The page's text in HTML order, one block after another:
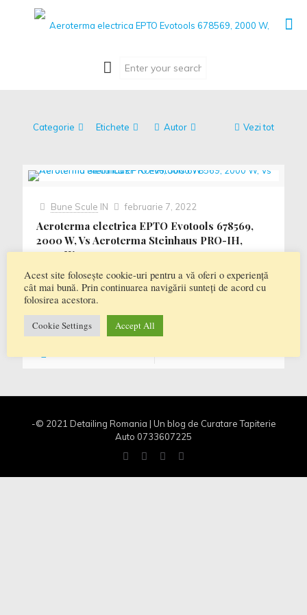
Categorie Etichete Autor Vezi tot
Bune Scule IN februarie 7, 2022
Aeroterma electrica EPTO Evotools 678569,
2000 W, Vs Aeroterma Steinhaus PRO-IH,
3000 W
Aeroterma electrica EPTO Evotools 678569, 2000 W, Vs
Aeroterma Steinhaus PRO-IH, 3000 W Specificatii
CARACTERISTICI GENERALE Tip Aeroterma electrica Tip
combustibil Electric Tip[…]
-© 2021 Detailing Romania | Un blog de Curatare Tapiterie
Auto 0733607225
Acest site folosește cookie-uri pentru a vă oferi o experiență
cât mai bună. Prin continuarea navigării sunteți de acord cu
folosirea acestora.
Cookie Settings Accept All